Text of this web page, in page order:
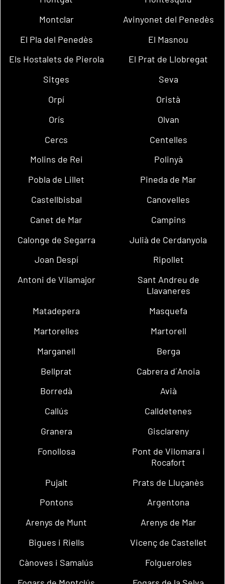
Montclar
Avinyonet del Penedès
El Pla del Penedès
El Masnou
Els Hostalets de Pierola
El Prat de Llobregat
Sitges
Seva
Orpí
Oristà
Orís
Olvan
Cercs
Centelles
Molins de Rei
Polinyà
Pobla de Lillet
Pineda de Mar
Castellbisbal
Canovelles
Canet de Mar
Campins
Calonge de Segarra
Julià de Cerdanyola
Joan Despí
Ripollet
Antoni de Vilamajor
Sant Andreu de
Llavaneres
Matadepera
Masquefa
Martorelles
Martorell
Marganell
Berga
Bellprat
Cabrera d´Anoia
Borredà
Avià
Callús
Calldetenes
Granera
Gisclareny
Fonollosa
Pont de Vilomara i
Rocafort
Pujalt
Prats de Lluçanès
Pontons
Argentona
Arenys de Munt
Arenys de Mar
Bigues i Riells
Vicenç de Castellet
Cànoves i Samalús
Folgueroles